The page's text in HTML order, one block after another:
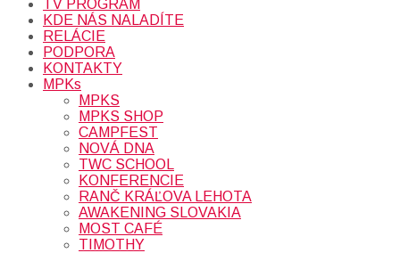
TV PROGRAM
KDE NÁS NALADÍTE
RELÁCIE
PODPORA
KONTAKTY
MPKs
MPKS
MPKS SHOP
CAMPFEST
NOVÁ DNA
TWC SCHOOL
KONFERENCIE
RANČ KRÁĽOVA LEHOTA
AWAKENING SLOVAKIA
MOST CAFÉ
TIMOTHY